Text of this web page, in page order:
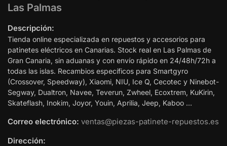
Las Palmas
Descripción:
Tienda online especializada en repuestos y accesorios para
patinetes eléctricos en Canarias. Stock real en Las Palmas de
Gran Canaria, sin aduanas y con envío rápido en 24/48h/72h a
todas las islas. Recambios específicos para Smartgyro
(Crossover, Speedway), Xiaomi, NIU, Ice Q, Cecotec y Ninebot-
Segway, Dualtron, Navee, Teverun, Zwheel, Ecoxtrem, KuKirin,
Skateflash, Inokim, Joyor, Youin, Aprilia, Jeep, Kaboo …
Correo electrónico: ventas@piezas-patinete-repuestos.es
Dirección: